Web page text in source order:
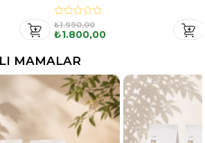
₺1.800,00
₺1.990,00
MAMALAR